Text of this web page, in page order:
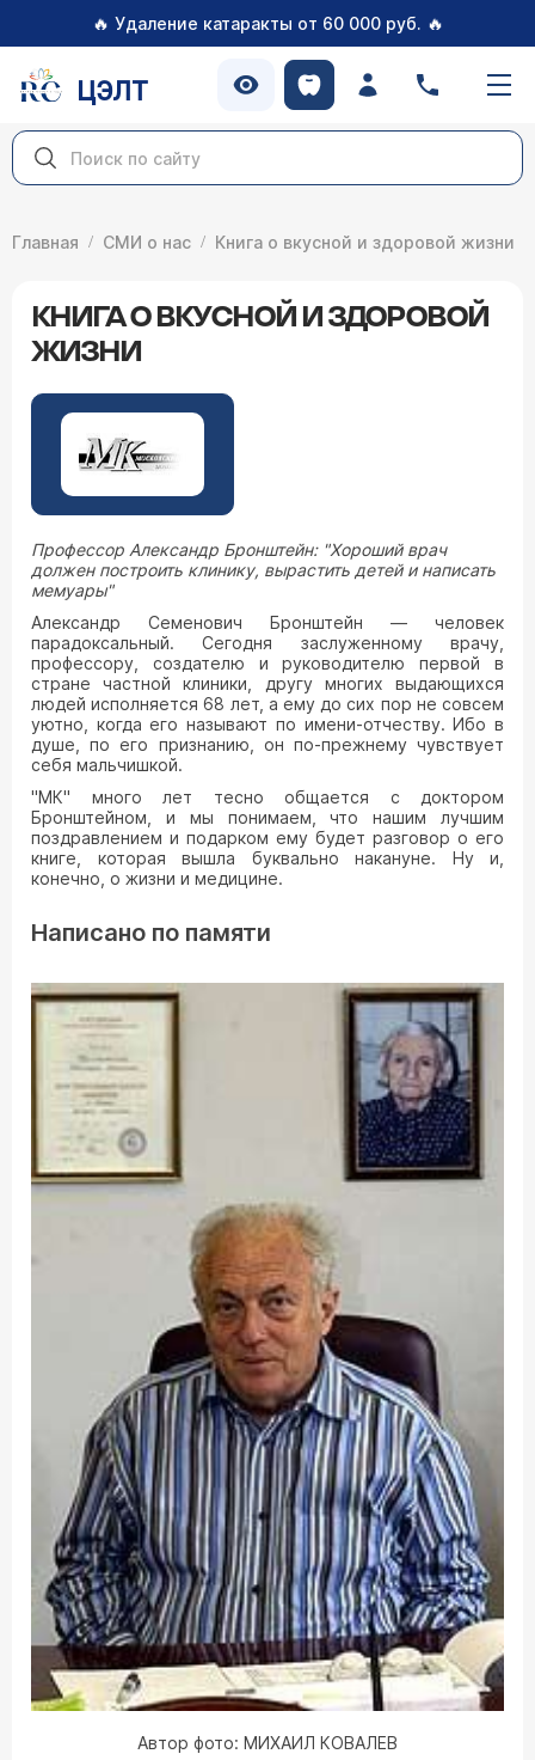
🔥 Удаление катаракты от 60 000 руб. 🔥
ЦЭЛТ
Главная СМИ о нас Книга о вкусной и здоровой жизни
КНИГА О ВКУСНОЙ И ЗДОРОВОЙ
ЖИЗНИ
Профессор Александр Бронштейн: "Хороший врач
должен построить клинику, вырастить детей и написать
мемуары"
Александр Семенович Бронштейн — человек
парадоксальный. Сегодня заслуженному врачу,
профессору, создателю и руководителю первой в
стране частной клиники, другу многих выдающихся
людей исполняется 68 лет, а ему до сих пор не совсем
уютно, когда его называют по имени-отчеству. Ибо в
душе, по его признанию, он по-прежнему чувствует
себя мальчишкой.
"МК" много лет тесно общается с доктором
Бронштейном, и мы понимаем, что нашим лучшим
поздравлением и подарком ему будет разговор о его
книге, которая вышла буквально накануне. Ну и,
конечно, о жизни и медицине.
Написано по памяти
Автор фото: МИХАИЛ КОВАЛЕВ